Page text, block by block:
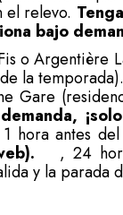
el relevo.
bajo
o Argentière
la temporada).
Gare
hora antes
, 24
y la parada